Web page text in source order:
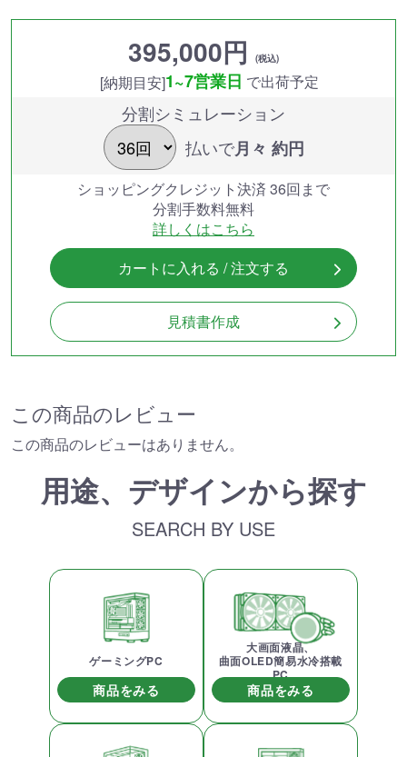
395,000円 (税込)
[納期目安]1~7営業日 で出荷予定
分割シミュレーション
払いで月々 約円
ショッピングクレジット決済 36回まで
分割手数料無料
詳しくはこちら
カートに入れる / 注文する
見積書作成
この商品のレビュー
この商品のレビューはありません。
用途、デザインから探す
SEARCH BY USE
ゲーミングPC
商品をみる
大画面液晶、
曲面OLED簡易水冷搭載
PC
商品をみる